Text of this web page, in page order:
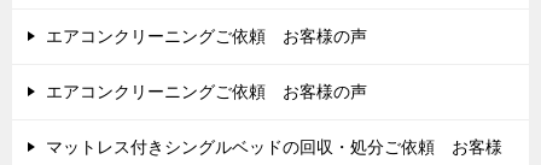
エアコンクリーニングご依頼 お客様の声
エアコンクリーニングご依頼 お客様の声
マットレス付きシングルベッドの回収・処分ご依頼 お客様